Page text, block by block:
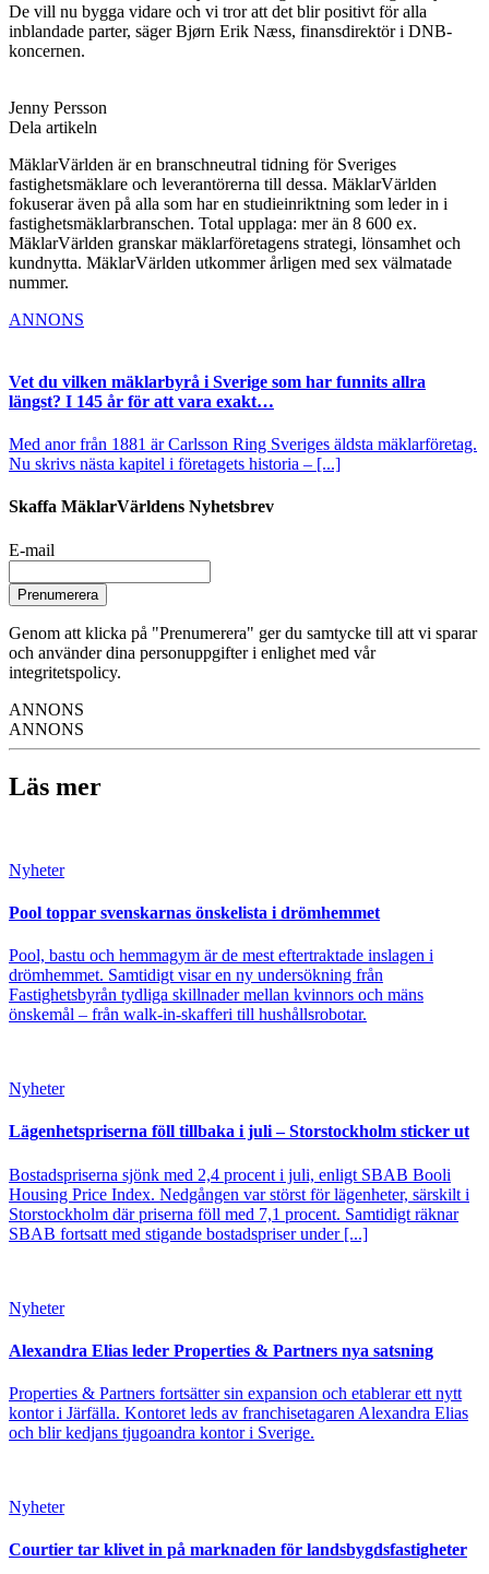
De vill nu bygga vidare och vi tror att det blir positivt för alla
inblandade parter, säger Bjørn Erik Næss, finansdirektör i DNB-
koncernen.
Jenny Persson
Dela artikeln
MäklarVärlden är en branschneutral tidning för Sveriges
fastighetsmäklare och leverantörerna till dessa. MäklarVärlden
fokuserar även på alla som har en studieinriktning som leder in i
fastighetsmäklarbranschen. Total upplaga: mer än 8 600 ex.
MäklarVärlden granskar mäklarföretagens strategi, lönsamhet och
kundnytta. MäklarVärlden utkommer årligen med sex välmatade
nummer.
ANNONS
Vet du vilken mäklarbyrå i Sverige som har funnits allra
längst? I 145 år för att vara exakt…
Med anor från 1881 är Carlsson Ring Sveriges äldsta mäklarföretag.
Nu skrivs nästa kapitel i företagets historia – [...]
Skaffa MäklarVärldens Nyhetsbrev
E-mail
Prenumerera
Genom att klicka på "Prenumerera" ger du samtycke till att vi sparar
och använder dina personuppgifter i enlighet med vår
integritetspolicy.
ANNONS
ANNONS
Läs mer
Nyheter
Pool toppar svenskarnas önskelista i drömhemmet
Pool, bastu och hemmagym är de mest eftertraktade inslagen i
drömhemmet. Samtidigt visar en ny undersökning från
Fastighetsbyrån tydliga skillnader mellan kvinnors och mäns
önskemål – från walk-in-skafferi till hushållsrobotar.
Nyheter
Lägenhetspriserna föll tillbaka i juli – Storstockholm sticker ut
Bostadspriserna sjönk med 2,4 procent i juli, enligt SBAB Booli
Housing Price Index. Nedgången var störst för lägenheter, särskilt i
Storstockholm där priserna föll med 7,1 procent. Samtidigt räknar
SBAB fortsatt med stigande bostadspriser under [...]
Nyheter
Alexandra Elias leder Properties & Partners nya satsning
Properties & Partners fortsätter sin expansion och etablerar ett nytt
kontor i Järfälla. Kontoret leds av franchisetagaren Alexandra Elias
och blir kedjans tjugoandra kontor i Sverige.
Nyheter
Courtier tar klivet in på marknaden för landsbygdsfastigheter